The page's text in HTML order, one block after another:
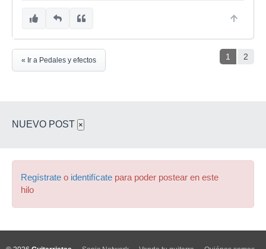
1 2
« Ir a Pedales y efectos
NUEVO POST ×
Regístrate o identifícate para poder postear en este
hilo